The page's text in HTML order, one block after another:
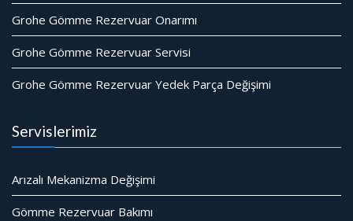
Grohe Gömme Rezervuar Onarımı
Grohe Gömme Rezervuar Servisi
Grohe Gömme Rezervuar Yedek Parça Değişimi
Servislerimiz
Arızalı Mekanizma Değişimi
Gömme Rezervuar Bakımı